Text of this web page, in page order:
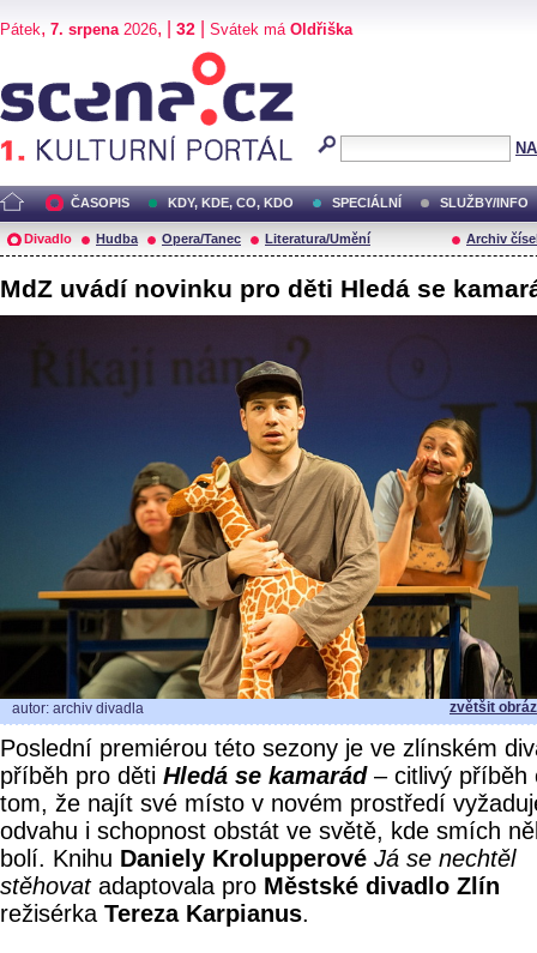
Pátek, 7. srpena2026, | 32 Svátek má Oldřiška
ČASOPIS KDY, KDE, CO, KDO SPECIÁLNÍ SLUŽBY/INFO
Divadlo Hudba Opera/Tanec Literatura/Umění Archiv
MdZ uvádí novinku pro děti Hledá se
autor: archiv divadla zvětšit
Poslední premiérou této sezony je ve zlínském
příběh pro děti Hledá se kamarád– citlivý příběh
tom, že najít své místo v novém prostředí
odvahu i schopnost obstát ve světě, kde smích
bolí. Knihu Daniely Krolupperové Já se nechtěl
stěhovatadaptovala pro Městské divadlo Zlín
režisérka Tereza Karpianus.